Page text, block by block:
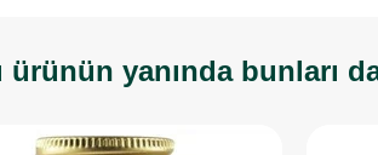
ürünün yanında bunları